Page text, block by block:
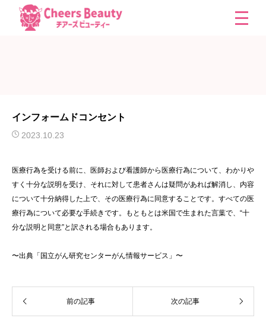
インフォームドコンセント
2023.10.23
医療行為を受ける前に、医師および看護師から医療行為について、わかりや
すく十分な説明を受け、それに対して患者さんは疑問があれば解消し、内容
について十分納得した上で、その医療行為に同意することです。すべての医
療行為について必要な手続きです。もともとは米国で生まれた言葉で、“十
分な説明と同意”と訳される場合もあります。
〜出典「国立がん研究センターがん情報サービス」〜
前の記事 次の記事